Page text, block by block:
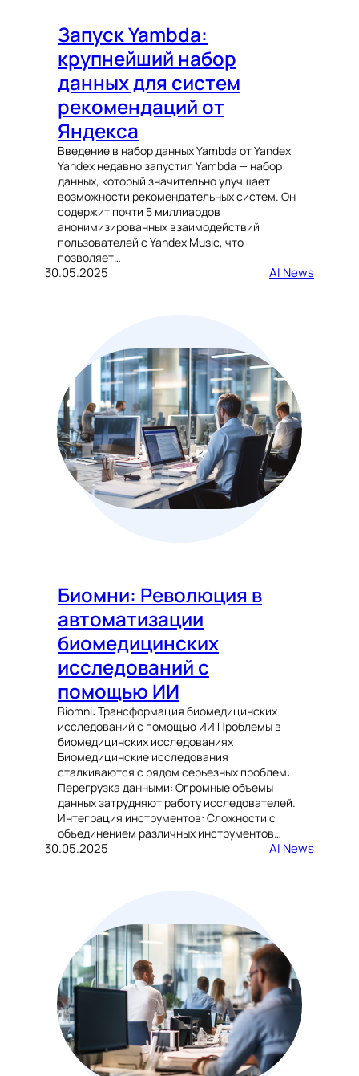
Запуск Yambda:
крупнейший набор
данных для систем
рекомендаций от
Яндекса
Введение в набор данных Yambda от Yandex
Yandex недавно запустил Yambda — набор
данных, который значительно улучшает
возможности рекомендательных систем. Он
содержит почти 5 миллиардов
анонимизированных взаимодействий
пользователей с Yandex Music, что
позволяет…
30.05.2025 AI News
Биомни: Революция в
автоматизации
биомедицинских
исследований с
помощью ИИ
Biomni: Трансформация биомедицинских
исследований с помощью ИИ Проблемы в
биомедицинских исследованиях
Биомедицинские исследования
сталкиваются с рядом серьезных проблем:
Перегрузка данными: Огромные объемы
данных затрудняют работу исследователей.
Интеграция инструментов: Сложности с
объединением различных инструментов…
30.05.2025 AI News